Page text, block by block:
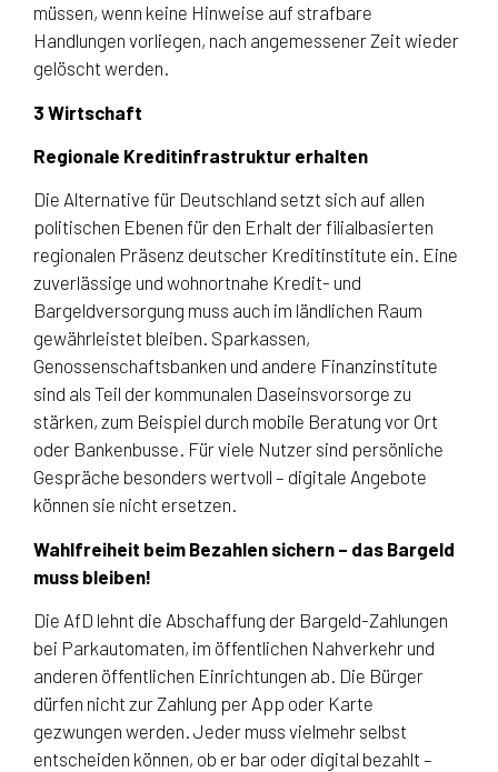
müssen, wenn keine Hinweise auf strafbare
Handlungen vorliegen, nach angemessener Zeit wieder
gelöscht werden.
3 Wirtschaft
Regionale Kreditinfrastruktur erhalten
Die Alternative für Deutschland setzt sich auf allen
politischen Ebenen für den Erhalt der filialbasierten
regionalen Präsenz deutscher Kreditinstitute ein. Eine
zuverlässige und wohnortnahe Kredit- und
Bargeldversorgung muss auch im ländlichen Raum
gewährleistet bleiben. Sparkassen,
Genossenschaftsbanken und andere Finanzinstitute
sind als Teil der kommunalen Daseinsvorsorge zu
stärken, zum Beispiel durch mobile Beratung vor Ort
oder Bankenbusse. Für viele Nutzer sind persönliche
Gespräche besonders wertvoll – digitale Angebote
können sie nicht ersetzen.
Wahlfreiheit beim Bezahlen sichern – das Bargeld
muss bleiben!
Die AfD lehnt die Abschaffung der Bargeld-Zahlungen
bei Parkautomaten, im öffentlichen Nahverkehr und
anderen öffentlichen Einrichtungen ab. Die Bürger
dürfen nicht zur Zahlung per App oder Karte
gezwungen werden. Jeder muss vielmehr selbst
entscheiden können, ob er bar oder digital bezahlt –